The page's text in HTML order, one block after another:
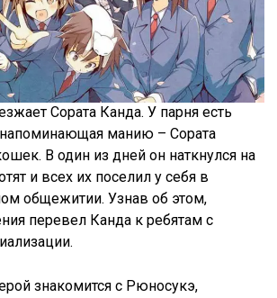
Сората Канда. У парня есть
напоминающая манию – Сората
В один из дней он наткнулся на
и всех их поселил у себя в
общежитии. Узнав об этом,
перевел Канда к ребятам с
знакомится с Рюносукэ,